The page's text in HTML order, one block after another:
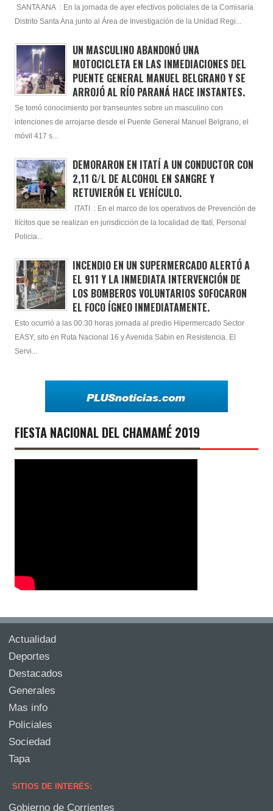
SANTA ANA : En la jornada de ayer efectivos policiales de la Comisaría
Distrito Santa Ana junto al Área de Investigación de la Unidad Regi...
UN MASCULINO ABANDONÓ UNA
MOTOCICLETA EN LAS INMEDIACIONES DEL
PUENTE GENERAL MANUEL BELGRANO Y SE
ARROJÓ AL RÍO PARANÁ HACE INSTANTES.
Se tomó conocimiento por transeuntes sobre un masculino con
intenciones de arrojarse desde el Puente General Manuel Belgrano, el
móvil 417 s...
DEMORARON EN ITATÍ A UN CONDUCTOR CON
2,11 G/L DE ALCOHOL EN SANGRE Y
RETUVIERÓN EL VEHÍCULO.
ITATI : En el marco de los operativos de Prevención de
Ilícitos que se realizan en jurisdicción de la localidad de Itatí, Personal
Policia...
INCENDIO EN UN SUPERMERCADO ALERTÓ A
EL 911 Y LA INMEDIATA INTERVENCIÓN DE
LOS BOMBEROS VOLUNTARIOS SOFOCARON
EL FOCO ÍGNEO INMEDIATAMENTE.
Esto ocurrió a las 00:30 horas jornada al predio Hipermercado Sector
EASY, sito en Ruta Nacional 16 y Avenida Sabin en Resistencia. El
Servi...
FIESTA NACIONAL DEL CHAMAMÉ 2019
Actualidad
Deportes
Destacados
Generales
Mas info
Policiales
Sociedad
Tapa
SITIOS DE INTERÉS:
Gobierno de Corrientes